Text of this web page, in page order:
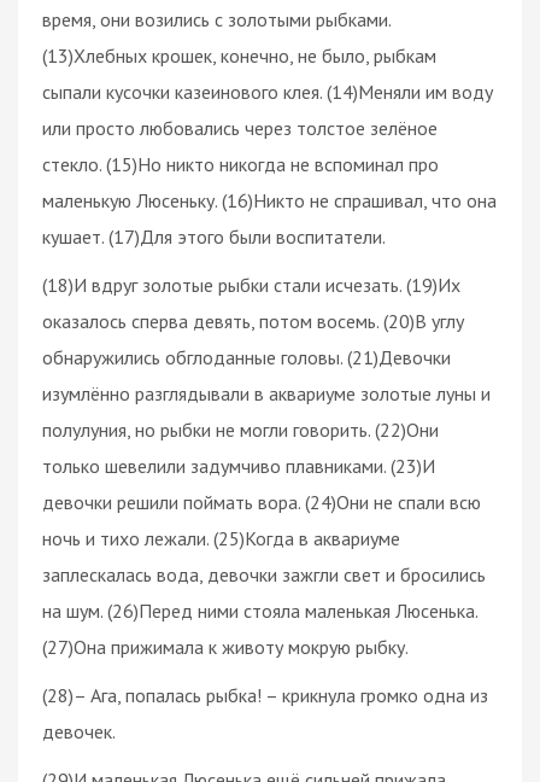
время, они возились с золотыми рыбками.
(13)Хлебных крошек, конечно, не было, рыбкам
сыпали кусочки казеинового клея. (14)Меняли им воду
или просто любовались через толстое зелёное
стекло. (15)Но никто никогда не вспоминал про
маленькую Люсеньку. (16)Никто не спрашивал, что она
кушает. (17)Для этого были воспитатели.
(18)И вдруг золотые рыбки стали исчезать. (19)Их
оказалось сперва девять, потом восемь. (20)В углу
обнаружились обглоданные головы. (21)Девочки
изумлённо разглядывали в аквариуме золотые луны и
полулуния, но рыбки не могли говорить. (22)Они
только шевелили задумчиво плавниками. (23)И
девочки решили поймать вора. (24)Они не спали всю
ночь и тихо лежали. (25)Когда в аквариуме
заплескалась вода, девочки зажгли свет и бросились
на шум. (26)Перед ними стояла маленькая Люсенька.
(27)Она прижимала к животу мокрую рыбку.
(28)– Ага, попалась рыбка! – крикнула громко одна из
девочек.